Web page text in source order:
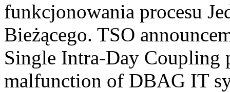
funkcjonowania procesu
Bieżącego. TSO
Single Intra-Day Coupling
malfunction of DBAG IT